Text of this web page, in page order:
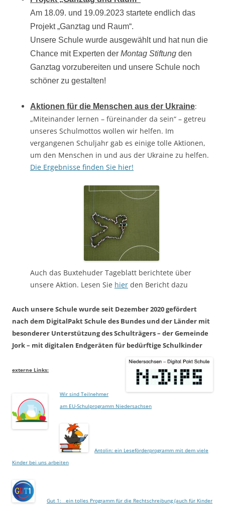
Am 18.09. und 19.09.2023 startete endlich das
Projekt „Ganztag und Raum“.
Unsere Schule wurde ausgewählt und hat nun die
Chance mit Experten der Montag Stiftung den
Ganztag vorzubereiten und unsere Schule noch
schöner zu gestalten!
Aktionen für die Menschen aus der Ukraine:
„Miteinander lernen – füreinander da sein“ – getreu
unseres Schulmottos wollen wir helfen. Im
vergangenen Schuljahr gab es einige tolle Aktionen,
um den Menschen in und aus der Ukraine zu helfen.
Die Ergebnisse finden Sie hier!
Auch das Buxtehuder Tageblatt berichtete über
unsere Aktion. Lesen Sie hier den Bericht dazu
Auch unsere Schule wurde seit Dezember 2020 gefördert
nach dem DigitalPakt Schule des Bundes und der Länder mit
besonderer Unterstützung des Schulträgers – der Gemeinde
Jork – mit digitalen Endgeräten für bedürftige Schulkinder
externe Links:
Wir sind Teilnehmer
am EU-Schulprogramm Niedersachsen
Antolin: ein Leseförderprogramm mit dem viele
Kinder bei uns arbeiten
Gut 1: ein tolles Programm für die Rechtschreibung (auch für Kinder